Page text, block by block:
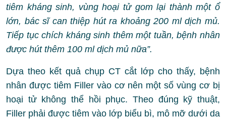
tiêm kháng sinh, vùng hoại tử gom lại thành một ổ
lớn, bác sĩ can thiệp hút ra khoảng 200 ml dịch mủ.
Tiếp tục chích kháng sinh thêm một tuần, bệnh nhân
được hút thêm 100 ml dịch mủ nữa”.
Dựa theo kết quả chụp CT cắt lớp cho thấy, bệnh
nhân được tiêm Filler vào cơ nên một số vùng cơ bị
hoại tử không thể hồi phục. Theo đúng kỹ thuật,
Filler phải được tiêm vào lớp biểu bì, mô mỡ dưới da